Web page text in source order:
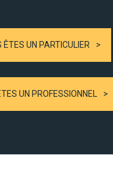
ÊTES UN PARTICULIER
UN PROFESSIONNEL